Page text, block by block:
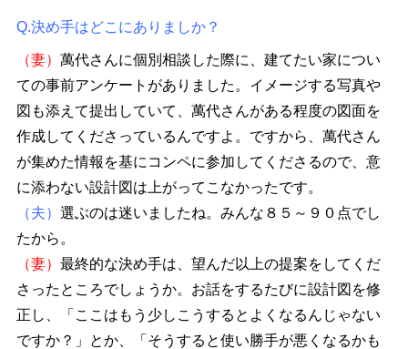
Q.決め手はどこにありましか？
（妻） 萬代さんに個別相談した際に、建てたい家につい
ての事前アンケートがありました。イメージする写真や
図も添えて提出していて、萬代さんがある程度の図面を
作成してくださっているんですよ。ですから、萬代さん
が集めた情報を基にコンペに参加してくださるので、意
に添わない設計図は上がってこなかったです。
（夫） 選ぶのは迷いましたね。みんな８５～９０点でし
たから。
（妻） 最終的な決め手は、望んだ以上の提案をしてくだ
さったところでしょうか。お話をするたびに設計図を修
正し、「ここはもう少しこうするとよくなるんじゃない
ですか？」とか、「そうすると使い勝手が悪くなるかも